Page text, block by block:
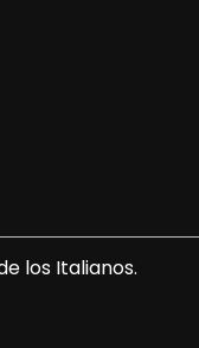
los Italianos.